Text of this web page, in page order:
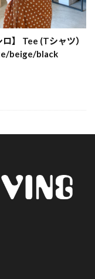
ロ】 Tee (Tシャツ）
beige/black